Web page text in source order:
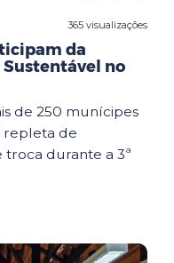
365 visualizações
da
no
de 250 munícipes
repleta de
durante a 3ª